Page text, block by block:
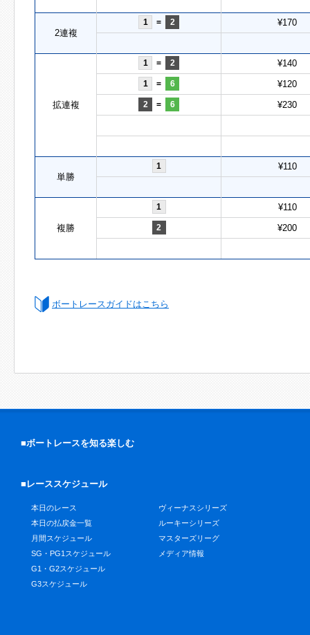
2連複
1 = 2 ¥170
拡連複
1 = 2 ¥140
1 = 6 ¥120
2 = 6 ¥230
単勝
1 ¥110
複勝
1 ¥110
2 ¥200
ボートレースガイドはこちら
■ボートレースを知る楽しむ
■レーススケジュール
本日のレース
本日の払戻金一覧
月間スケジュール
SG・PG1スケジュール
G1・G2スケジュール
G3スケジュール
ヴィーナスシリーズ
ルーキーシリーズ
マスターズリーグ
メディア情報